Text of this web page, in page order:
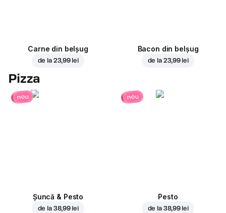
Carne din belșug
de la 23,99 lei
Bacon din belșug
de la 23,99 lei
Pizza
nou
Șuncă & Pesto
de la 38,99 lei
nou
Pesto
de la 38,99 lei